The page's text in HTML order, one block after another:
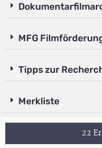
MFG
Tipps zur
Merkliste
22